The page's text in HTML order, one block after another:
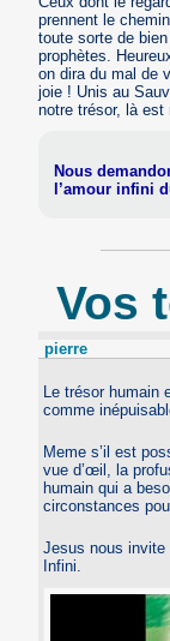
prennent le
toute sorte de
prophètes.
on dira du mal de
joie ! Unis au
notre trésor, là
Nous
l’amour infini
Vos
pierre
Le trésor
comme
Meme s’il est
vue d’œil, la
humain qui a
circonstances
Jesus nous invite
Infini.